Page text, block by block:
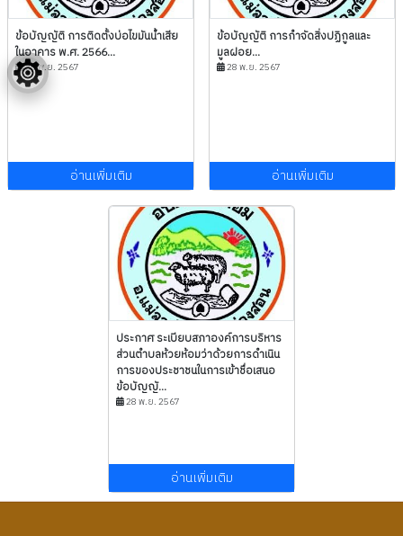
ข้อบัญญัติ การติดตั้งบ่อไขมันน้ำเสีย
ในอาคาร พ.ศ. 2566...
28 พ.ย. 2567
อ่านเพิ่มเติม
ข้อบัญญัติ การกำจัดสิ่งปฏิกูลและ
มูลฝอย...
28 พ.ย. 2567
อ่านเพิ่มเติม
ประกาศ ระเบียบสภาองค์การบริหาร
ส่วนตำบลห้วยห้อมว่าด้วยการดำเนิน
การของประชาชนในการเข้าชื่อเสนอ
ข้อบัญญั...
28 พ.ย. 2567
อ่านเพิ่มเติม